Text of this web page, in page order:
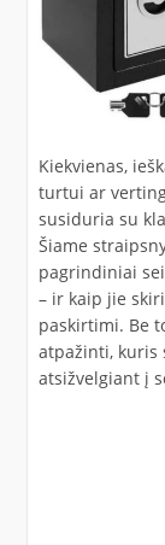
Kiekvienas,
turtui ar
susiduria su
Šiame
pagrindiniai
– ir kaip jie
paskirtimi. Be
atpažinti, kuris
atsižvelgiant į